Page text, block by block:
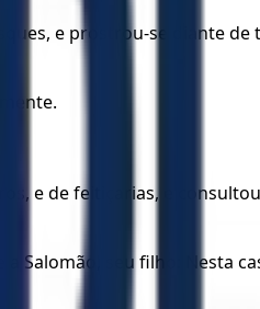
e prostrou-se diante de
e de feitiçarias, e
seu filho: Nesta